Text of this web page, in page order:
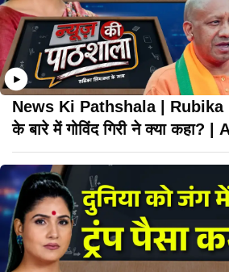
News Ki Pathshala |
के बारे में गोविंद गिरी ने क्या कहा?